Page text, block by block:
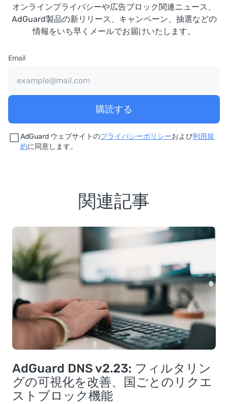
オンラインプライバシーや広告ブロック関連ニュース、
AdGuard製品の新リリース、キャンペーン、抽選などの
情報をいち早くメールでお届けいたします。
Email
購読する
AdGuard ウェブサイトのプライバシーポリシーおよび利用規
約に同意します。
関連記事
AdGuard DNS v2.23: フィルタリン
グの可視化を改善、国ごとのリクエ
ストブロック機能